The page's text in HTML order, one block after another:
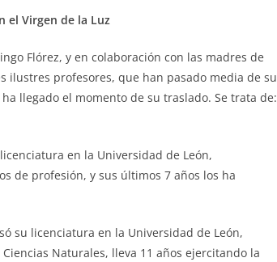
el Virgen de la Luz
Flórez, y en colaboración con las madres de
ilustres profesores, que han pasado media de su
llegado el momento de su traslado. Se trata de:
en la Universidad de León,
de profesión, y sus últimos 7 años los ha
su licenciatura en la Universidad de León,
Naturales, lleva 11 años ejercitando la